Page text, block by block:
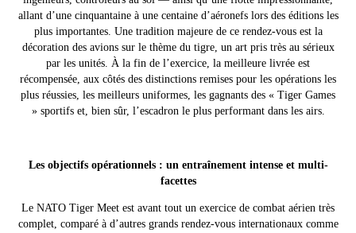
allant d’une cinquantaine à une centaine d’aéronefs lors des éditions les
plus importantes. Une tradition majeure de ce rendez-vous est la
décoration des avions sur le thème du tigre, un art pris très au sérieux
par les unités. À la fin de l’exercice, la meilleure livrée est
récompensée, aux côtés des distinctions remises pour les opérations les
plus réussies, les meilleurs uniformes, les gagnants des « Tiger Games
» sportifs et, bien sûr, l’escadron le plus performant dans les airs.
Les objectifs opérationnels : un entraînement intense et multi-
facettes
Le NATO Tiger Meet est avant tout un exercice de combat aérien très
complet, comparé à d’autres grands rendez-vous internationaux comme